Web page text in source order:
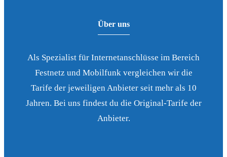
Über uns
Als Spezialist für Internetanschlüsse im Bereich
Festnetz und Mobilfunk vergleichen wir die
Tarife der jeweiligen Anbieter seit mehr als 10
Jahren. Bei uns findest du die Original-Tarife der
Anbieter.